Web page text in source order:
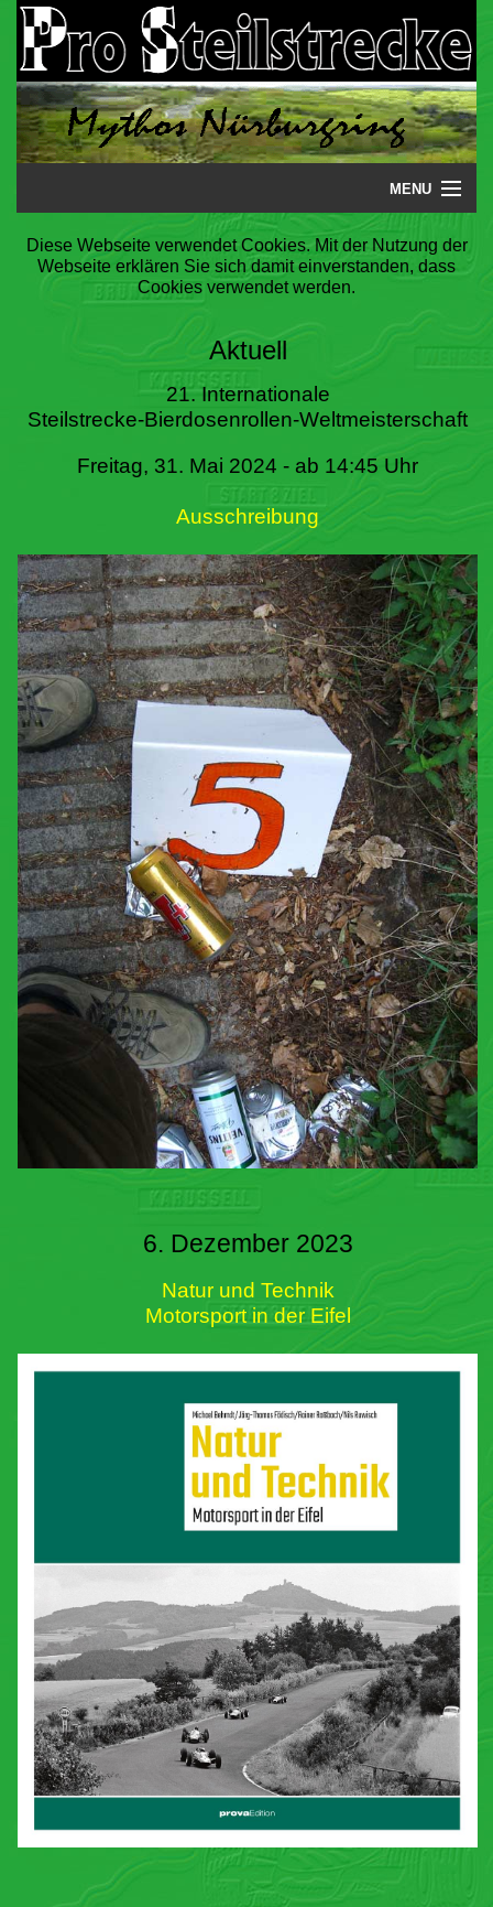
MENU
Startseite
Steilstrecke
Literatur
Termine
Diese Webseite verwendet Cookies. Mit der Nutzung der
Webseite erklären Sie sich damit einverstanden, dass
Cookies verwendet werden.
Aktuell
21. Internationale
Steilstrecke-Bierdosenrollen-Weltmeisterschaft
Freitag, 31. Mai 2024 - ab 14:45 Uhr
Ausschreibung
6. Dezember 2023
Natur und Technik
Motorsport in der Eifel